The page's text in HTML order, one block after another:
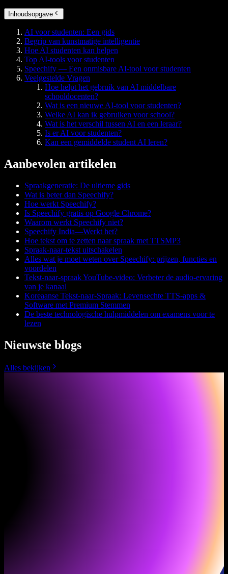
Inhoudsopgave
AI voor studenten: Een gids
Begrip van kunstmatige intelligentie
Hoe AI studenten kan helpen
Top AI-tools voor studenten
Speechify — Een onmisbare AI-tool voor studenten
Veelgestelde Vragen
Hoe helpt het gebruik van AI middelbare
schooldocenten?
Wat is een nieuwe AI-tool voor studenten?
Welke AI kan ik gebruiken voor school?
Wat is het verschil tussen AI en een leraar?
Is er AI voor studenten?
Kan een gemiddelde student AI leren?
Aanbevolen artikelen
Spraakgeneratie: De ultieme gids
Wat is beter dan Speechify?
Hoe werkt Speechify?
Is Speechify gratis op Google Chrome?
Waarom werkt Speechify niet?
Speechify India—Werkt het?
Hoe tekst om te zetten naar spraak met TTSMP3
Spraak-naar-tekst uitschakelen
Alles wat je moet weten over Speechify: prijzen, functies en
voordelen
Tekst-naar-spraak YouTube-video: Verbeter de audio-ervaring
van je kanaal
Koreaanse Tekst-naar-Spraak: Levensechte TTS-apps &
Software met Premium Stemmen
De beste technologische hulpmiddelen om examens voor te
lezen
Nieuwste blogs
Alles bekijken